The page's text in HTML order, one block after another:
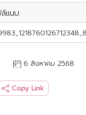
แนบ:
6 สิงหาคม 2568
Copy Link